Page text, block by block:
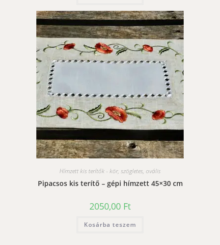
Hímzett kis terítők - kör, szögletes, ovális
Pipacsos kis terítő – gépi hímzett 45×30 cm
2050,00 Ft
Kosárba teszem